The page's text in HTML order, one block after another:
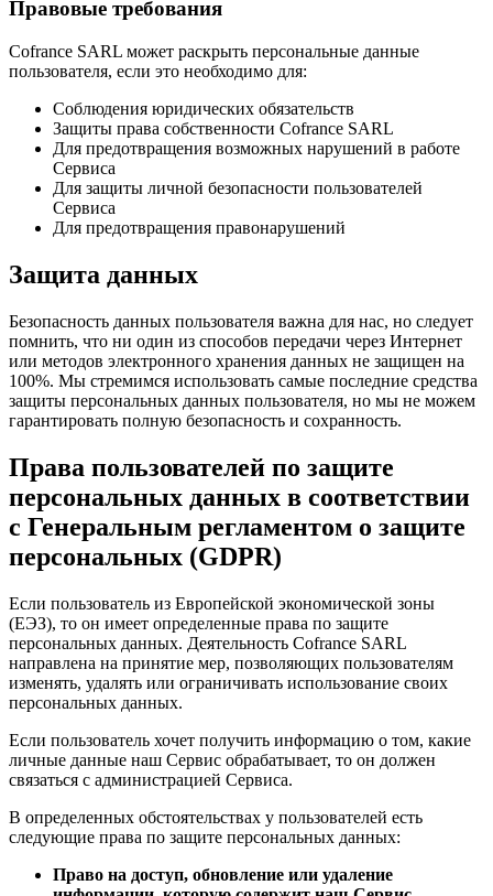
Правовые требования
Cofrance SARL может раскрыть персональные данные
пользователя, если это необходимо для:
Соблюдения юридических обязательств
Защиты права собственности Cofrance SARL
Для предотвращения возможных нарушений в работе
Сервиса
Для защиты личной безопасности пользователей
Сервиса
Для предотвращения правонарушений
Защита данных
Безопасность данных пользователя важна для нас, но следует
помнить, что ни один из способов передачи через Интернет
или методов электронного хранения данных не защищен на
100%. Мы стремимся использовать самые последние средства
защиты персональных данных пользователя, но мы не можем
гарантировать полную безопасность и сохранность.
Права пользователей по защите
персональных данных в соответствии
с Генеральным регламентом о защите
персональных (GDPR)
Если пользователь из Европейской экономической зоны
(ЕЭЗ), то он имеет определенные права по защите
персональных данных. Деятельность Cofrance SARL
направлена на принятие мер, позволяющих пользователям
изменять, удалять или ограничивать использование своих
персональных данных.
Если пользователь хочет получить информацию о том, какие
личные данные наш Сервис обрабатывает, то он должен
связаться с администрацией Сервиса.
В определенных обстоятельствах у пользователей есть
следующие права по защите персональных данных:
Право на доступ, обновление или удаление